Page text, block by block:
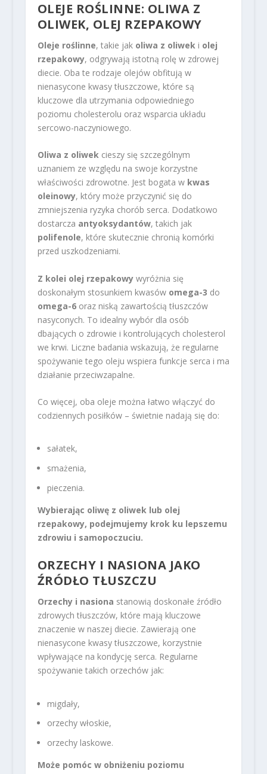
OLEJE ROŚLINNE: OLIWA Z
OLIWEK, OLEJ RZEPAKOWY
Oleje roślinne, takie jak oliwa z oliweki olej
rzepakowy, odgrywają istotną rolę w zdrowej
diecie. Oba te rodzaje olejów obfitują w
nienasycone kwasy tłuszczowe, które są
kluczowe dla utrzymania odpowiedniego
poziomu cholesterolu oraz wsparcia układu
sercowo-naczyniowego.
Oliwa z oliwekcieszy się szczególnym
uznaniem ze względu na swoje korzystne
właściwości zdrowotne. Jest bogata w kwas
oleinowy, który może przyczynić się do
zmniejszenia ryzyka chorób serca. Dodatkowo
dostarcza antyoksydantów, takich jak
polifenole, które skutecznie chronią komórki
przed uszkodzeniami.
Z kolei olej rzepakowywyróżnia się
doskonałym stosunkiem kwasów omega-3 do
omega-6oraz niską zawartością tłuszczów
nasyconych. To idealny wybór dla osób
dbających o zdrowie i kontrolujących cholesterol
we krwi. Liczne badania wskazują, że regularne
spożywanie tego oleju wspiera funkcje serca i ma
działanie przeciwzapalne.
Co więcej, oba oleje można łatwo włączyć do
codziennych posiłków – świetnie nadają się do:
sałatek,
smażenia,
pieczenia.
Wybierając oliwę z oliwek lub olej
rzepakowy, podejmujemy krok ku lepszemu
zdrowiu i samopoczuciu.
ORZECHY I NASIONA JAKO
ŹRÓDŁO TŁUSZCZU
Orzechy i nasiona stanowią doskonałe źródło
zdrowych tłuszczów, które mają kluczowe
znaczenie w naszej diecie. Zawierają one
nienasycone kwasy tłuszczowe, korzystnie
wpływające na kondycję serca. Regularne
spożywanie takich orzechów jak:
migdały,
orzechy włoskie,
orzechy laskowe.
Może pomóc w obniżeniu poziomu